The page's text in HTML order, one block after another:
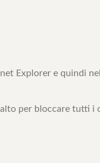
Explorer e quindi
per bloccare tutti